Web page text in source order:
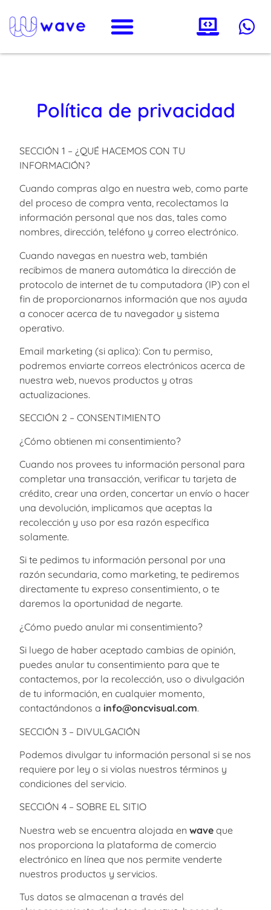
Política de privacidad
SECCIÓN 1 – ¿QUÉ HACEMOS CON TU
INFORMACIÓN?
Cuando compras algo en nuestra web, como parte
del proceso de compra venta, recolectamos la
información personal que nos das, tales como
nombres, dirección, teléfono y correo electrónico.
Cuando navegas en nuestra web, también
recibimos de manera automática la dirección de
protocolo de internet de tu computadora (IP) con el
fin de proporcionarnos información que nos ayuda
a conocer acerca de tu navegador y sistema
operativo.
Email marketing (si aplica): Con tu permiso,
podremos enviarte correos electrónicos acerca de
nuestra web, nuevos productos y otras
actualizaciones.
SECCIÓN 2 – CONSENTIMIENTO
¿Cómo obtienen mi consentimiento?
Cuando nos provees tu información personal para
completar una transacción, verificar tu tarjeta de
crédito, crear una orden, concertar un envío o hacer
una devolución, implicamos que aceptas la
recolección y uso por esa razón específica
solamente.
Si te pedimos tu información personal por una
razón secundaria, como marketing, te pediremos
directamente tu expreso consentimiento, o te
daremos la oportunidad de negarte.
¿Cómo puedo anular mi consentimiento?
Si luego de haber aceptado cambias de opinión,
puedes anular tu consentimiento para que te
contactemos, por la recolección, uso o divulgación
de tu información, en cualquier momento,
contactándonos a info@oncvisual.com.
SECCIÓN 3 – DIVULGACIÓN
Podemos divulgar tu información personal si se nos
requiere por ley o si violas nuestros términos y
condiciones del servicio.
SECCIÓN 4 – SOBRE EL SITIO
Nuestra web se encuentra alojada enwave que
nos proporciona la plataforma de comercio
electrónico en línea que nos permite venderte
nuestros productos y servicios.
Tus datos se almacenan a través del